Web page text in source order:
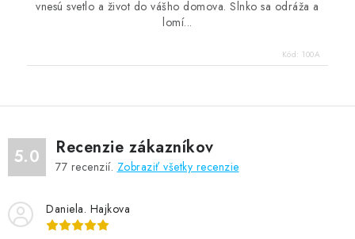
vnesú svetlo a život do vášho domova. Slnko sa odráža a
lomí...
Kód: 100A
5.0 Recenzie zákazníkov
77 recenzií. Zobraziť všetky recenzie
Daniela. Hajkova